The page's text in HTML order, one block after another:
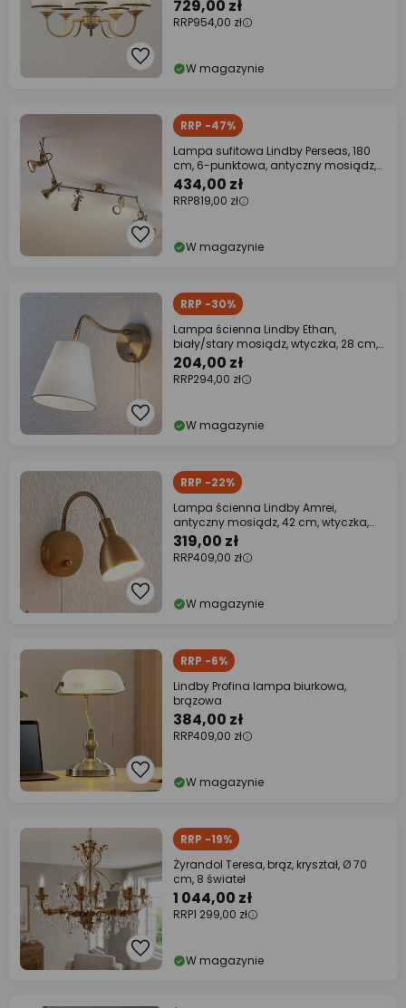
729,00 zł
RRP954,00 zł
W magazynie
RRP -47%
Lampa sufitowa Lindby Perseas, 180
cm, 6-punktowa, antyczny mosiądz,
GU10
434,00 zł
RRP819,00 zł
W magazynie
RRP -30%
Lampa ścienna Lindby Ethan,
biały/stary mosiądz, wtyczka, 28 cm,
E14
204,00 zł
RRP294,00 zł
W magazynie
RRP -22%
Lampa ścienna Lindby Amrei,
antyczny mosiądz, 42 cm, wtyczka,
ściemniany
319,00 zł
RRP409,00 zł
W magazynie
RRP -6%
Lindby Profina lampa biurkowa,
brązowa
384,00 zł
RRP409,00 zł
W magazynie
RRP -19%
Żyrandol Teresa, brąz, kryształ, Ø 70
cm, 8 świateł
1 044,00 zł
RRP1 299,00 zł
W magazynie